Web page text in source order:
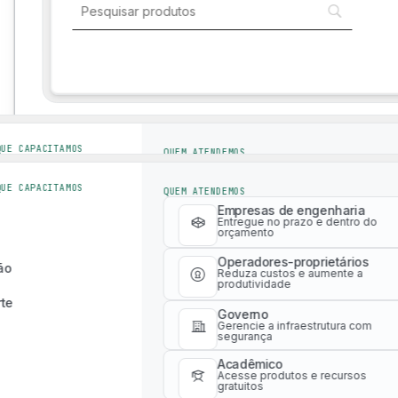
CAPACITAMOS QUEM ATENDEMOS
orçamento
Operadores-proprietários
Reduza custos e aumente a
produtividade
Governo
Gerencie a infraestrutura com
segurança
Acadêmico
Acesse produtos e recursos
gratuitos
CAPACITAMOS QUEM ATENDEMOS
Empresas de engenharia
Entregue no prazo e dentro do
orçamento
Operadores-proprietários
Reduza custos e aumente a
produtividade
Governo
Gerencie a infraestrutura com
segurança
Acadêmico
Acesse produtos e recursos
gratuitos